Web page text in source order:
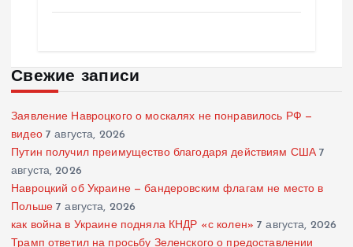
Свежие записи
Заявление Навроцкого о москалях не понравилось РФ —
видео 7 августа, 2026
Путин получил преимущество благодаря действиям США 7
августа, 2026
Навроцкий об Украине — бандеровским флагам не место в
Польше 7 августа, 2026
как война в Украине подняла КНДР «с колен» 7 августа, 2026
Трамп ответил на просьбу Зеленского о предоставлении